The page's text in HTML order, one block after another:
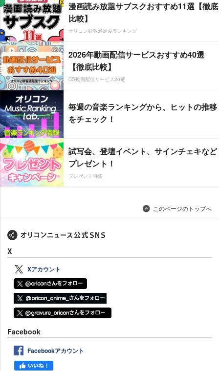
漫画読み放題サブスクおすすめ11選【徹底
比較】
オリコン顧客満足度ランキング
2026年動画配信サービスおすすめ40選
【徹底比較】
CS動画配信サービス20選
毎週の音楽ランキングから、ヒットの推移
をチェック！
試写会、登壇イベント、サインチェキなど
プレゼント！
プレゼント特集
このページのトップへ
X
Xアカウント
Facebook
Facebookアカウント